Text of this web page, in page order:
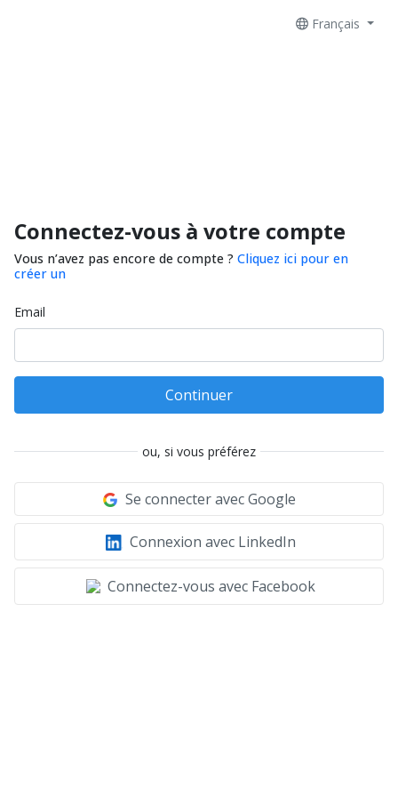
Français
Connectez-vous à votre compte
Vous n’avez pas encore de compte ? Cliquez ici pour en
créer un
Email
Continuer
ou, si vous préférez
Se connecter avec Google
Connexion avec LinkedIn
Connectez-vous avec Facebook